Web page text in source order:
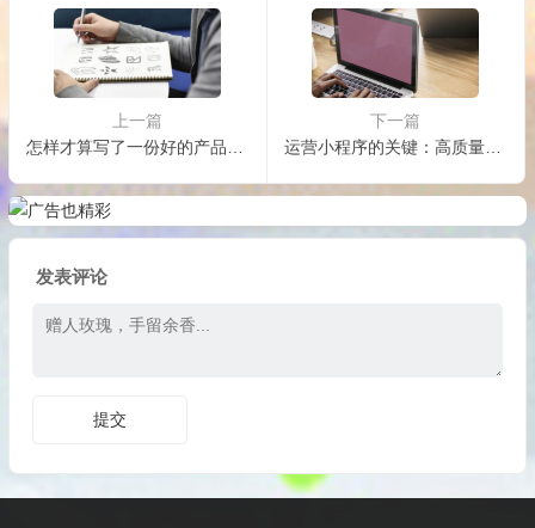
上一篇
下一篇
运营小程序的关键：高质量用户
发表评论